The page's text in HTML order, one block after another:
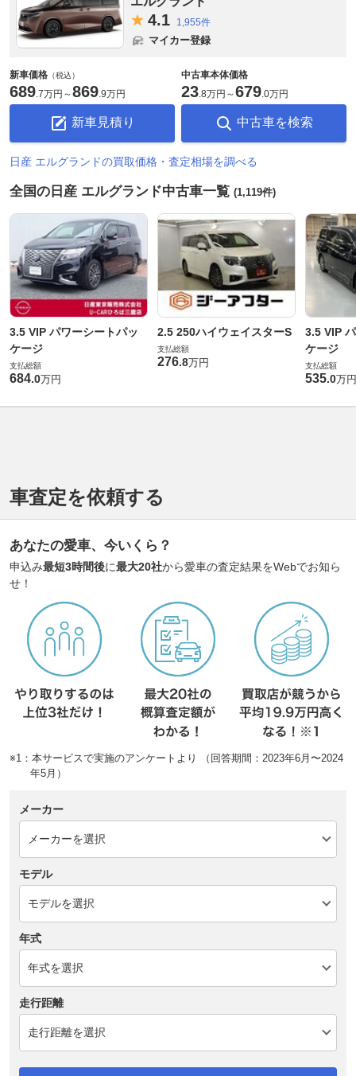
4.1 1,955件
マイカー登録
新車価格 （税込）
689.7万円 ～869.9万円
新車見積り
中古車本体価格
23.8万円 ～679.0万円
中古車を検索
日産 エルグランドの買取価格・査定相場を調べる
全国の日産 エルグランド中古車一覧 (1,119件)
3.5 VIP パワーシートパッ
ケージ
支払総額
684.0万円
2.5 250ハイウェイスターS
支払総額
276.8万円
3.5 VIP
ケージ
支払総額
535.0万円
車査定を依頼する
あなたの愛車、今いくら？
申込み最短3時間後に最大20社から愛車の査定結果をWebでお知ら
せ！
※1：本サービスで実施のアンケートより （回答期間：2023年6月〜2024
年5月）
メーカー
モデル
年式
走行距離